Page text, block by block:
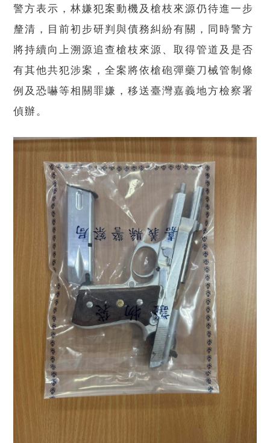
警方表示，林嫌犯案動機及槍枝來源仍待進一步
釐清，目前初步研判與債務糾紛有關，同時警方
將持續向上溯源追查槍枝來源、取得管道及是否
有其他共犯涉案，全案將依槍砲彈藥刀械管制條
例及恐嚇等相關罪嫌，移送臺灣嘉義地方檢察署
偵辦。